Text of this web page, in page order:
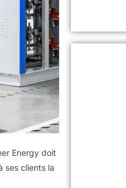
Energy doit
ses clients la